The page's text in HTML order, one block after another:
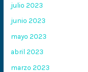
julio 2023
junio 2023
mayo 2023
abril 2023
marzo 2023